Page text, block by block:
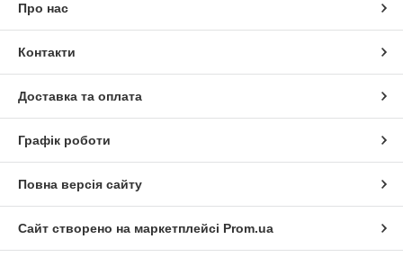
Про нас
Контакти
Доставка та оплата
Графік роботи
Повна версія сайту
Сайт створено на маркетплейсі Prom.ua